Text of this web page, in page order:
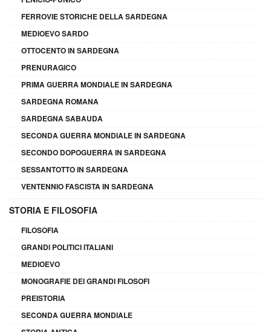
FERROVIE STORICHE DELLA SARDEGNA
MEDIOEVO SARDO
OTTOCENTO IN SARDEGNA
PRENURAGICO
PRIMA GUERRA MONDIALE IN SARDEGNA
SARDEGNA ROMANA
SARDEGNA SABAUDA
SECONDA GUERRA MONDIALE IN SARDEGNA
SECONDO DOPOGUERRA IN SARDEGNA
SESSANTOTTO IN SARDEGNA
VENTENNIO FASCISTA IN SARDEGNA
STORIA E FILOSOFIA
FILOSOFIA
GRANDI POLITICI ITALIANI
MEDIOEVO
MONOGRAFIE DEI GRANDI FILOSOFI
PREISTORIA
SECONDA GUERRA MONDIALE